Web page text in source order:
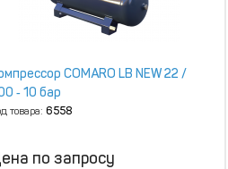
COMARO LB NEW 22 /
‑ 10 бар
товара: 6558
по запросу